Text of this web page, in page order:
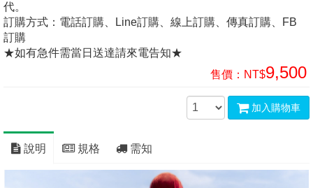
代。
訂購方式：電話訂購、Line訂購、線上訂購、傳真訂購、FB
訂購
★如有急件需當日送達請來電告知★
售價： NT$9,500
加入購物車
說明 規格 需知